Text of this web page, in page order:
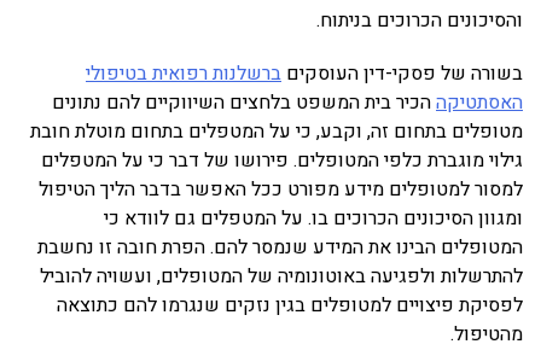
והסיכונים הכרוכים בניתוח.
בשורה של פסקי-דין העוסקים ברשלנות רפואית בטיפולי
האסתטיקההכיר בית המשפט בלחצים השיווקיים להם נתונים
מטופלים בתחום זה, וקבע, כי על המטפלים בתחום מוטלת חובת
גילוי מוגברת כלפי המטופלים. פירושו של דבר כי על המטפלים
למסור למטופלים מידע מפורט ככל האפשר בדבר הליך הטיפול
ומגוון הסיכונים הכרוכים בו. על המטפלים גם לוודא כי
המטופלים הבינו את המידע שנמסר להם. הפרת חובה זו נחשבת
להתרשלות ולפגיעה באוטונומיה של המטופלים, ועשויה להוביל
לפסיקת פיצויים למטופלים בגין נזקים שנגרמו להם כתוצאה
מהטיפול.